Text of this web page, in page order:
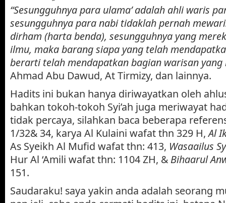
“Sesungguhnya para ulama’ adalah ahli waris
sesungguhnya para nabi tidaklah pernah
dirham (harta benda), sesungguhnya yang
ilmu, maka barang siapa yang telah
berarti telah mendapatkan bagian warisan yang
Ahmad Abu Dawud, At Tirmizy, dan lainnya.
Hadits ini bukan hanya diriwayatkan oleh
bahkan tokoh-tokoh Syi’ah juga meriwayat
tidak percaya, silahkan baca beberapa
1/32& 34, karya Al Kulaini wafat thn 329 H,Al
As Syeikh Al Mufid wafat thn: 413, Wasaailus
Hur Al ‘Amili wafat thn: 1104 ZH, & Bihaarul
151.
Saudaraku! saya yakin anda adalah seorang